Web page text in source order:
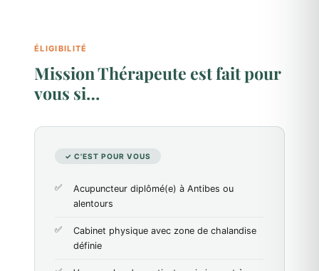
ÉLIGIBILITÉ
Mission Thérapeute est fait pour
vous si…
✓ C'EST POUR VOUS
Acupuncteur diplômé(e) à Antibes ou
alentours
Cabinet physique avec zone de chalandise
définie